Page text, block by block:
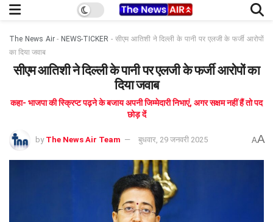
The News Air- NEWS-TICKER - सीएम आतिशी ने दिल्ली के पानी पर एलजी के फर्जी आरोपों
का दिया जवाब
सीएम आतिशी ने दिल्ली के पानी पर एलजी के फर्जी आरोपों का
दिया जवाब
कहा- भाजपा की स्क्रिप्ट पढ़ने के बजाय अपनी जिम्मेदारी निभाएं, अगर सक्षम नहीं हैं तो पद
छोड़ दें
by The News Air Team बुधवार, 29 जनवरी 2025 AA